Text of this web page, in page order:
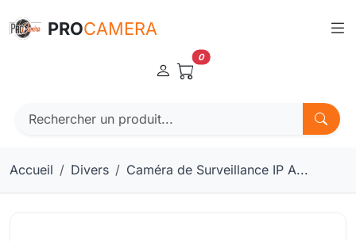
PROCAMERA
0
Accueil Divers Caméra de Surveillance IP A...